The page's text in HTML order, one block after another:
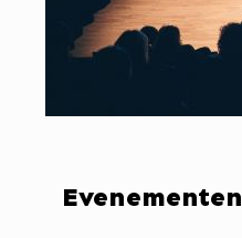
Evenementen